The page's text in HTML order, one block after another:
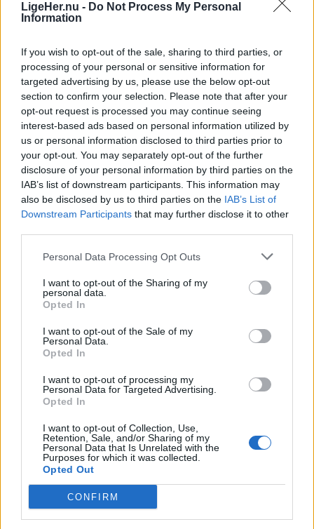
LigeHer.nu - Do Not Process My Personal
Information
If you wish to opt-out of the sale, sharing to third parties, or
processing of your personal or sensitive information for
targeted advertising by us, please use the below opt-out
section to confirm your selection. Please note that after your
opt-out request is processed you may continue seeing
interest-based ads based on personal information utilized by
us or personal information disclosed to third parties prior to
your opt-out. You may separately opt-out of the further
disclosure of your personal information by third parties on the
IAB’s list of downstream participants. This information may
also be disclosed by us to third parties on the IAB’s List of
Downstream Participants that may further disclose it to other
Personal Data Processing Opt Outs
I want to opt-out of the Sharing of my
personal data.
Opted In
I want to opt-out of the Sale of my
Personal Data.
Opted In
I want to opt-out of processing my
Personal Data for Targeted Advertising.
Opted In
I want to opt-out of Collection, Use,
Retention, Sale, and/or Sharing of my
Personal Data that Is Unrelated with the
Purposes for which it was collected.
Opted Out
CONFIRM
Endnu en udgave af Bålhøj Festival løb af stablen
med masser af livemusik og solid stemning i de
kendte rammer på bakken bag byen.
Programmet spændte bredt med etablerede
navne på hovedscenen.
Aktuelt
Godt nyt: Hjælpen kommer hurtigere
frem
09. august 2026 kl. 14.03
NORDJYLLAND: De kommunale
redningsberedskaber i Nordjylland blev hurtigere
til at sende det første køretøj af sted i 2025.
Det viser Beredskabsstyrelsens nye opgørelse,
Redningsberedskabet i tal 2025, hvor Region
Nordjylland er den region, der havde den mest